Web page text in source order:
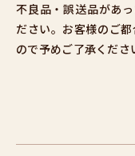
不良品・誤送品があ
ださい。お客様のご
ので予めご了承くださ